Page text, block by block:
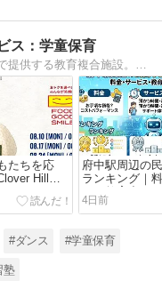
ス：学童保育
たちを応
Hillで
ソンおにぎ
の魅力と詳
府中駅周辺の
ランキング｜
ス・教育力を
4日前
#ダンス #学童保育
塾